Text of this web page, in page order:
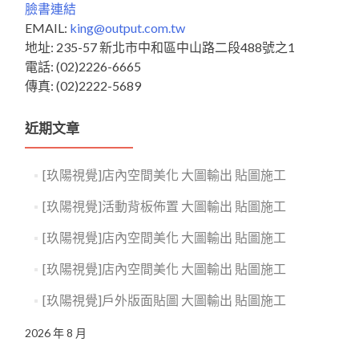
臉書連結
EMAIL: king@output.com.tw
地址: 235-57 新北市中和區中山路二段488號之1
電話: (02)2226-6665
傳真: (02)2222-5689
近期文章
[玖陽視覺]店內空間美化 大圖輸出 貼圖施工
[玖陽視覺]活動背板佈置 大圖輸出 貼圖施工
[玖陽視覺]店內空間美化 大圖輸出 貼圖施工
[玖陽視覺]店內空間美化 大圖輸出 貼圖施工
[玖陽視覺]戶外版面貼圖 大圖輸出 貼圖施工
2026 年 8 月